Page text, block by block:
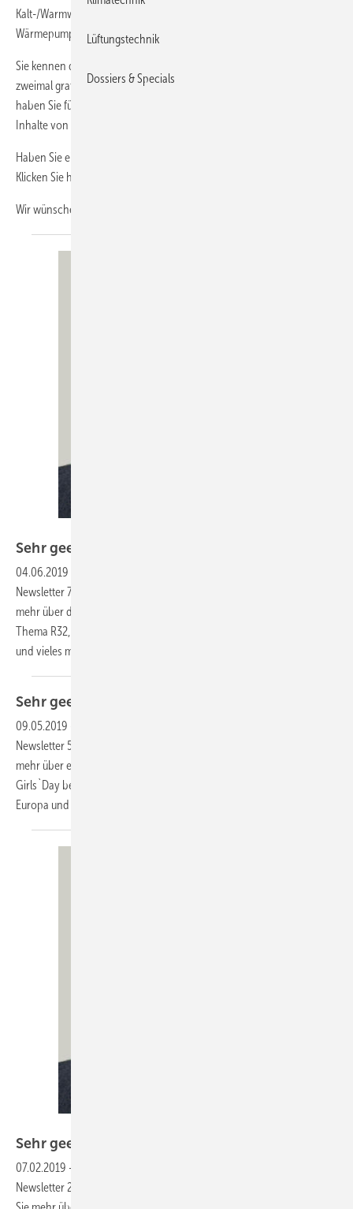
Kalt-/Warmwasserkreisläufen und in einem Spezial um
Wärmepumpen.
Sie kennen die Print-Ausgabe noch gar nicht? Dann lernen Sie die KK
zweimal gratis kennen!Jetzt auch als E-Paper
haben Sie für die Laufzeit über www.diekaelte.de vollen Zugriff auf die
Inhalte von rund 200 Heftausgaben.
Haben Sie einen Newsletter von uns verpasst? Auch kein Problem!
Klicken Sie hier und sehen Sie sich im NL-Archiv um.
Wir wünschen Ihnen viel Spaß beim
Sehr geehrte Leserinnen und
04.06.2019
Newsletter 7-2019 vom 6. Juni 2019. In dieser Ausgabe erfahren Sie
mehr über die neue Kältetechnik bei Katjes, die Pläne von Daikin zum
Thema R32, eine wassergekühlte Kältemaschine mit acht Verdichtern
und vieles mehr. Zudem gibt es wieder
Sehr geehrte Leserinnen und
09.05.2019
Newsletter 5-2019 vom 9. Mai 2019. In dieser Ausgabe erfahren Sie
mehr über eine schnelle Hilfe für den Europapark in Rust und den den
Girls`Day bei Engie. Zudem gibt es wieder aktuelle Neuigkeiten aus
Europa und der
Sehr geehrte Leserinnen und
07.02.2019 -
Newsletter 2-2019 vom 7. Februar 2019. In dieser Ausgabe erfahren
Lüftungstechnik
Dossiers & Specials